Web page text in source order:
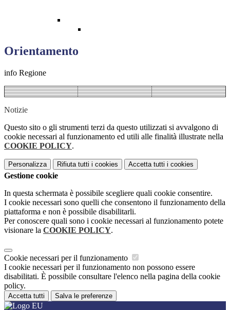
Orientamento
info Regione
Notizie
Questo sito o gli strumenti terzi da questo utilizzati si avvalgono di
cookie necessari al funzionamento ed utili alle finalità illustrate nella
COOKIE POLICY.
Personalizza Rifiuta tutti i cookies Accetta tutti i cookies
Gestione cookie
In questa schermata è possibile scegliere quali cookie consentire.
I cookie necessari sono quelli che consentono il funzionamento della
piattaforma e non è possibile disabilitarli.
Per conoscere quali sono i cookie necessari al funzionamento potete
visionare la COOKIE POLICY.
Cookie necessari per il funzionamento
I cookie necessari per il funzionamento non possono essere
disabilitati. È possibile consultare l'elenco nella pagina della cookie
policy.
Accetta tutti Salva le preferenze